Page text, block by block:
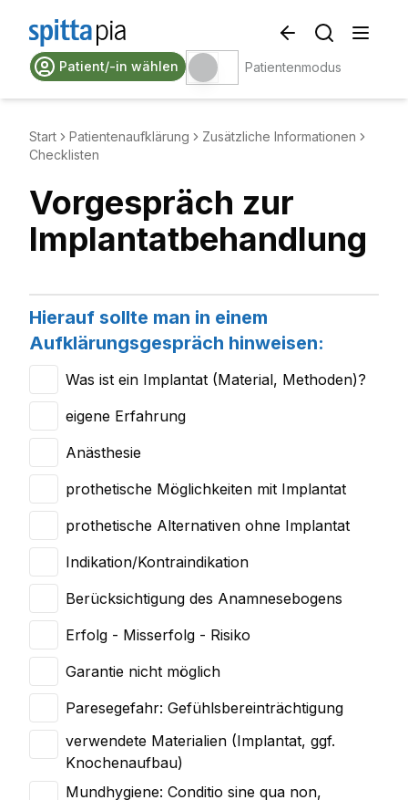
Patient/-in wählen Patientenmodus
Start Patientenaufklärung
Zusätzliche Informationen
Checklisten
Vorgespräch zur
Implantatbehandlung
Hierauf sollte man in einem
Aufklärungsgespräch hinweisen:
Was ist ein Implantat (Material, Methoden)?
eigene Erfahrung
Anästhesie
prothetische Möglichkeiten mit Implantat
prothetische Alternativen ohne Implantat
Indikation/Kontraindikation
Berücksichtigung des Anamnesebogens
Erfolg - Misserfolg - Risiko
Garantie nicht möglich
Paresegefahr: Gefühlsbereinträchtigung
verwendete Materialien (Implantat, ggf.
Knochenaufbau)
Mundhygiene: Conditio sine qua non,